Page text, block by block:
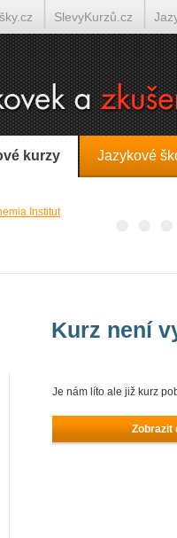
kurzy Jazykové
Kurz není
Je nám líto ale již kurz
Zobrazit
SlevyKurzů.cz
line Tlumočení-